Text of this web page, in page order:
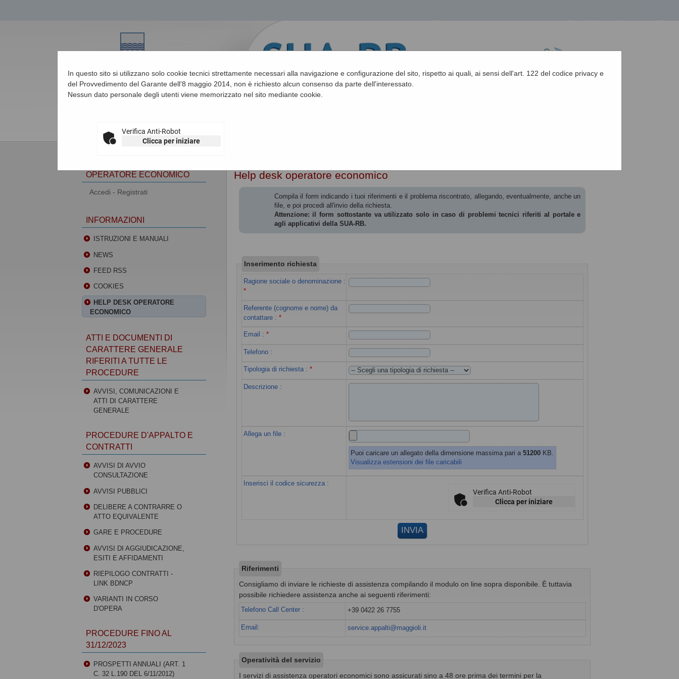
In questo sito si utilizzano solo cookie tecnici strettamente necessari alla navigazione e configurazione del sito, rispetto ai quali, ai sensi dell'art. 122 del codice privacy e
del Provvedimento del Garante dell'8 maggio 2014, non è richiesto alcun consenso da parte dell'interessato.
Nessun dato personale degli utenti viene memorizzato nel sito mediante cookie.
Verifica Anti-Robot
Clicca per iniziare
Help desk operatore economico
Compila il form indicando i tuoi riferimenti e il problema riscontrato, allegando, eventualmente, anche un
file, e poi procedi all'invio della richiesta.
Attenzione: il form sottostante va utilizzato solo in caso di problemi tecnici riferiti al portale e
agli applicativi della SUA-RB.
Inserimento richiesta
Ragione sociale o denominazione :
*
Referente (cognome e nome) da
contattare :*
Email :*
Telefono :
Tipologia di richiesta :*
Descrizione :
Allega un file :
Puoi caricare un allegato della dimensione massima pari a51200 KB.
Visualizza estensioni dei file caricabili
Inserisci il codice sicurezza :
Verifica Anti-Robot
Clicca per iniziare
Riferimenti
Consigliamo di inviare le richieste di assistenza compilando il modulo on line sopra disponibile. È tuttavia
possibile richiedere assistenza anche ai seguenti riferimenti:
Telefono Call Center : +39 0422 26 7755
Email: service.appalti@maggioli.it
Operatività del servizio
I servizi di assistenza operatori economici sono assicurati sino a 48 ore prima dei termini per la
OPERATORE ECONOMICO
Accedi - Registrati
INFORMAZIONI
ISTRUZIONI E MANUALI
NEWS
FEED RSS
COOKIES
HELP DESK OPERATORE
ECONOMICO
ATTI E DOCUMENTI DI
CARATTERE GENERALE
RIFERITI A TUTTE LE
PROCEDURE
AVVISI, COMUNICAZIONI E
ATTI DI CARATTERE
GENERALE
PROCEDURE D'APPALTO E
CONTRATTI
AVVISI DI AVVIO
CONSULTAZIONE
AVVISI PUBBLICI
DELIBERE A CONTRARRE O
ATTO EQUIVALENTE
GARE E PROCEDURE
AVVISI DI AGGIUDICAZIONE,
ESITI E AFFIDAMENTI
RIEPILOGO CONTRATTI -
LINK BDNCP
VARIANTI IN CORSO
D'OPERA
PROCEDURE FINO AL
31/12/2023
PROSPETTI ANNUALI (ART. 1
C. 32 L.190 DEL 6/11/2012)